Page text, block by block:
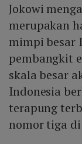
Jokowi
merupakan
mimpi besar
pembangkit
skala besar
Indonesia
terapung
nomor tiga